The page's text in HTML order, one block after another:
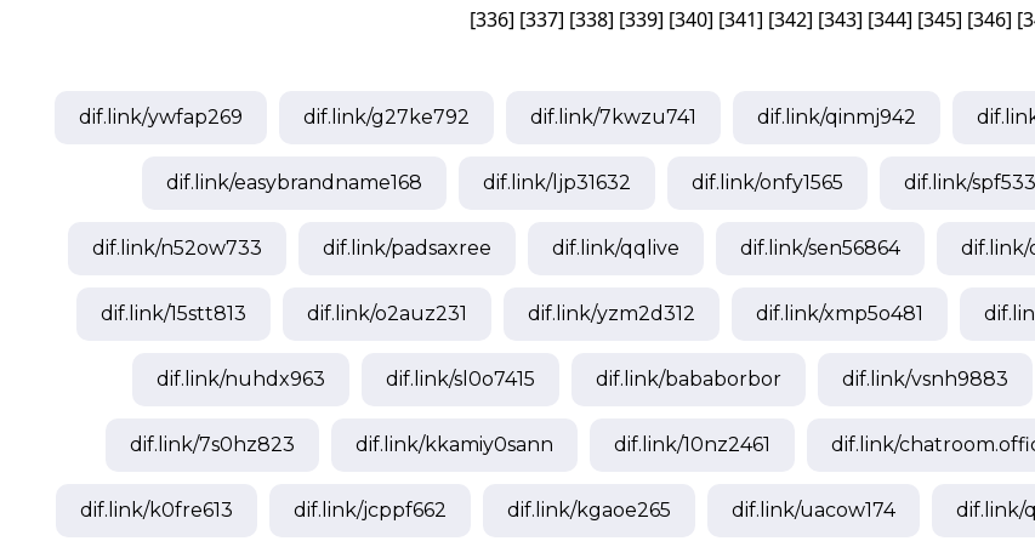
[336] [337] [338] [339] [340] [341] [342] [343] [344] [345] [346] [
dif.link/ywfap269 dif.link/g27ke792 dif.link/7kwzu741 dif.link/qinmj942
dif.link/easybrandname168 dif.link/ljp31632 dif.link/onfy1565 dif.link/
dif.link/n52ow733 dif.link/padsaxree dif.link/qqlive dif.link/sen56864 dif.link/
dif.link/15stt813 dif.link/o2auz231 dif.link/yzm2d312 dif.link/xmp5o481
dif.link/nuhdx963 dif.link/sl0o7415 dif.link/bababorbor dif.link/vsnh9883
dif.link/7s0hz823 dif.link/kkamiy0sann dif.link/10nz2461 dif.link/
dif.link/k0fre613 dif.link/jcppf662 dif.link/kgaoe265 dif.link/uacow174 dif.link/